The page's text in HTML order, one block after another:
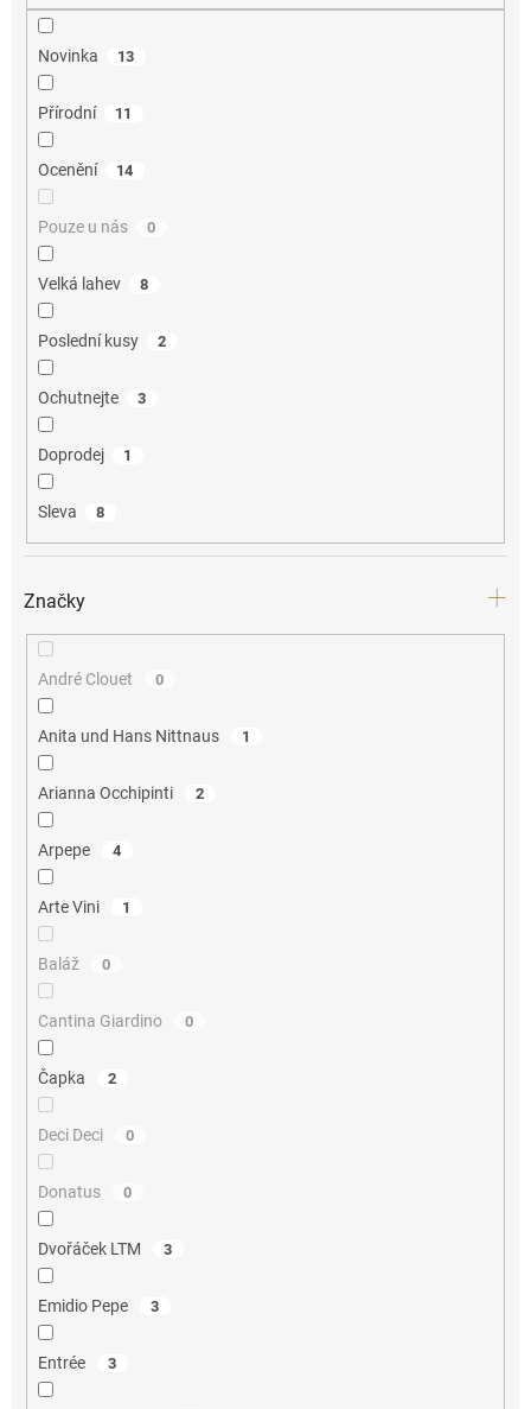
Novinka 13
Přírodní 11
Ocenění 14
Pouze u nás 0
Velká lahev 8
Poslední kusy 2
Ochutnejte 3
Doprodej 1
Sleva 8
Značky
André Clouet 0
Anita und Hans Nittnaus 1
Arianna Occhipinti 2
Arpepe 4
Arte Vini 1
Baláž 0
Cantina Giardino 0
Čapka 2
Deci Deci 0
Donatus 0
Dvořáček LTM 3
Emidio Pepe 3
Entrée 3